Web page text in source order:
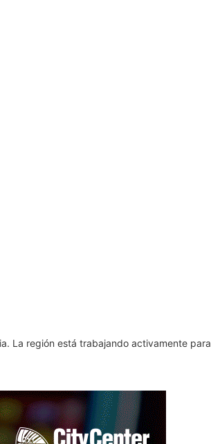
La región está trabajando activamente para